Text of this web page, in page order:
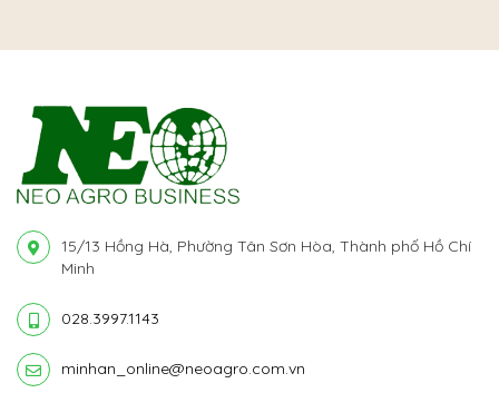
15/13 Hồng Hà, Phường Tân Sơn Hòa, Thành phố Hồ Chí
Minh
028.3997.1143
minhan_online@neoagro.com.vn